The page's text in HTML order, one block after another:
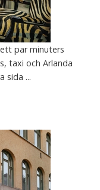
par minuters
taxi och Arlanda
sida ...